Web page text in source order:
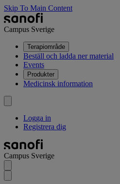
Skip To Main Content
Campus Sverige
Terapiområde
Beställ och ladda ner material
Events
Produkter
Medicinsk information
Logga in
Registrera dig
Campus Sverige